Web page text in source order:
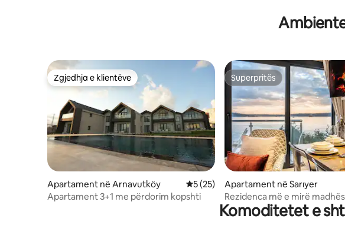
Zgjedhja e klientëve
Zgjedhja e klientëve
Apartament në Arnavutköy Vlerësimi mesatar 5 nga 5, 25 vlerësime
5 (25)
Apartament 3+1 me përdorim kopshti
Superpritës
Superpritës
Apartament në Sarıyer
Rezidenca më e mirë
W/Shiko Bosforin
Komoditetet e